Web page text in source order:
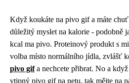
Když koukáte na pivo gifa máte
důležitý myslet na kalorie - podobně
kcal ma pivo. Proteinový produkt s
volba místo normálního jídla, zvlášť
pivo gifa nechcete přibrat. No a
vtipný pivo gif na netu, tak mějte na